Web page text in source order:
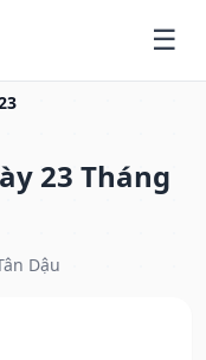
23 Tháng
Dậu